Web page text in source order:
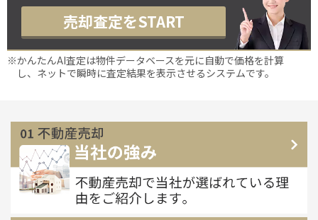
売却査定をSTART
※かんたんAI査定は物件データベースを元に自動で価格を計算
し、ネットで瞬時に査定結果を表示させるシステムです。